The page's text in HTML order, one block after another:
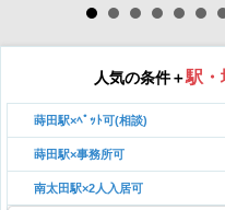
人気の条件＋駅・
蒔田駅×ﾍﾟｯﾄ可(相談)
蒔田駅×事務所可
南太田駅×2人入居可